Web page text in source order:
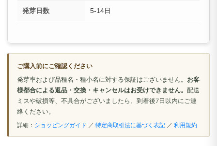
発芽日数 5-14日
ご購入前にご確認ください
発芽率および品種名・種小名に対する保証はございません。 お客
様都合による返品・交換・キャンセルはお受けできません。 配送
ミスや破損等、不具合がございましたら、到着後7日以内にご連
絡ください。
詳細： ショッピングガイド ／ 特定商取引法に基づく表記 ／ 利用規約